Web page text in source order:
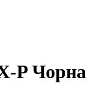
P Чорна